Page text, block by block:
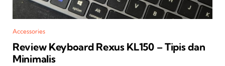
Accessories
Review Keyboard Rexus KL150 – Tipis dan
Minimalis